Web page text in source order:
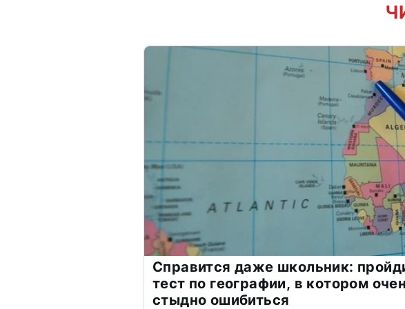
Справится даже школьник:
тест по географии, в котором
стыдно ошибиться